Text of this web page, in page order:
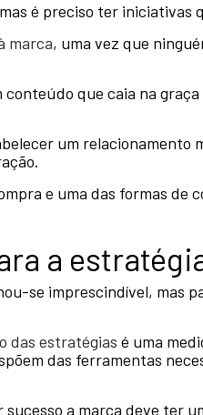
é preciso ter iniciativas
marca, uma vez que
conteúdo que caia na
um relacionamento
e uma das formas de
a
se imprescindível, mas
das estratégias é uma
das ferramentas
a marca deve ter